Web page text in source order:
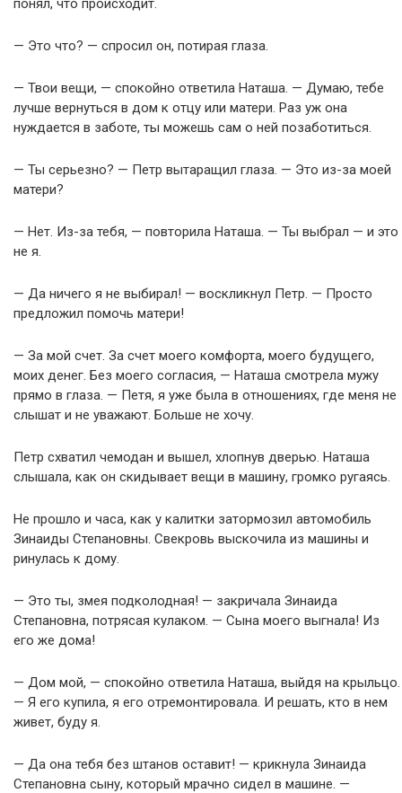
понял, что происходит.
— Это что? — спросил он, потирая глаза.
— Твои вещи, — спокойно ответила Наташа. — Думаю, тебе
лучше вернуться в дом к отцу или матери. Раз уж она
нуждается в заботе, ты можешь сам о ней позаботиться.
— Ты серьезно? — Петр вытаращил глаза. — Это из-за моей
матери?
— Нет. Из-за тебя, — повторила Наташа. — Ты выбрал — и это
не я.
— Да ничего я не выбирал! — воскликнул Петр. — Просто
предложил помочь матери!
— За мой счет. За счет моего комфорта, моего будущего,
моих денег. Без моего согласия, — Наташа смотрела мужу
прямо в глаза. — Петя, я уже была в отношениях, где меня не
слышат и не уважают. Больше не хочу.
Петр схватил чемодан и вышел, хлопнув дверью. Наташа
слышала, как он скидывает вещи в машину, громко ругаясь.
Не прошло и часа, как у калитки затормозил автомобиль
Зинаиды Степановны. Свекровь выскочила из машины и
ринулась к дому.
— Это ты, змея подколодная! — закричала Зинаида
Степановна, потрясая кулаком. — Сына моего выгнала! Из
его же дома!
— Дом мой, — спокойно ответила Наташа, выйдя на крыльцо.
— Я его купила, я его отремонтировала. И решать, кто в нем
живет, буду я.
— Да она тебя без штанов оставит! — крикнула Зинаида
Степановна сыну, который мрачно сидел в машине. —